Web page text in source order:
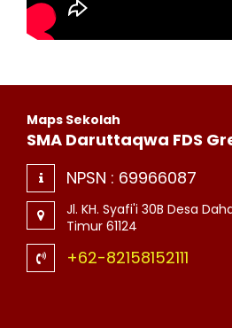
Maps Sekolah
SMA Daruttaqwa FDS
NPSN : 69966087
Jl. KH. Syafi'i 30B Desa
Timur 61124
+62-82158152111